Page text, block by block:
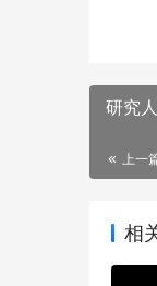
研究
上一
相